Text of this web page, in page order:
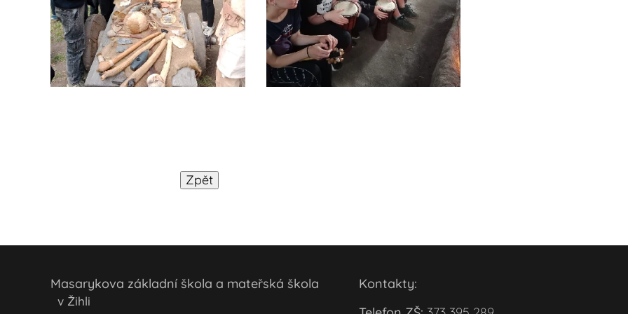
Masarykova základní škola a mateřská škola
v Žihli
Kontakty: